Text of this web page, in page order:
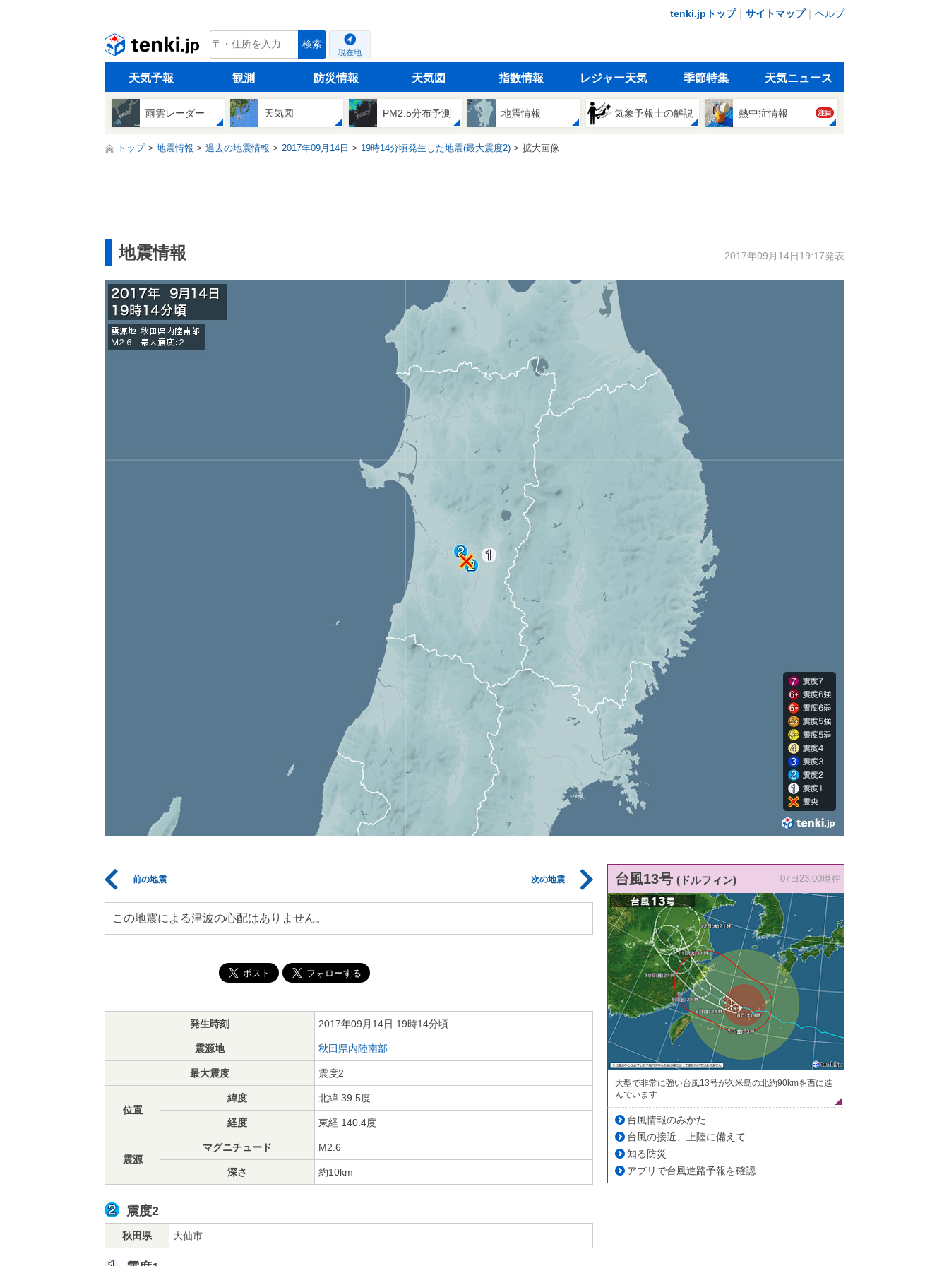
tenki.jpトップ｜ サイトマップ｜ ヘルプ
tenki.jp 検索
現在地
天気予報 観測 防災情報 天気図 指数情報 レジャー天気 季節特集 天気ニュース
雨雲レーダー 天気図 PM2.5分布予測 地震情報 気象予報士の解説 熱中症情報 注目
トップ 地震情報 過去の地震情報 2017年09月14日 19時14分頃発生した地震(最大震度2) 拡大画像
地震情報 2017年09月14日19:17発表
前の地震 次の地震
この地震による津波の心配はありません。
発生時刻 2017年09月14日 19時14分頃
震源地 秋田県内陸南部
最大震度 震度2
位置
緯度 北緯 39.5度
経度 東経 140.4度
震源
マグニチュード M2.6
深さ 約10km
震度2
秋田県 大仙市
台風13号 (ドルフィン) 07日23:00現在
大型で非常に強い台風13号が久米島の北約90kmを西に進
んでいます
台風情報のみかた
台風の接近、上陸に備えて
知る防災
アプリで台風進路予報を確認